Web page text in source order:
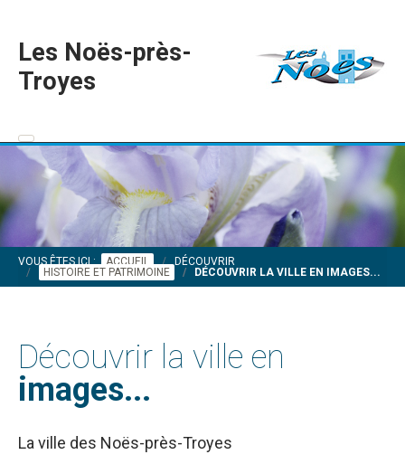
Les Noës-près-
Troyes
VOUS ÊTES ICI : ACCUEIL
DÉCOUVRIR
HISTOIRE ET PATRIMOINE
DÉCOUVRIR LA VILLE EN IMAGES...
Découvrir la ville en
images...
La ville des Noës-près-Troyes